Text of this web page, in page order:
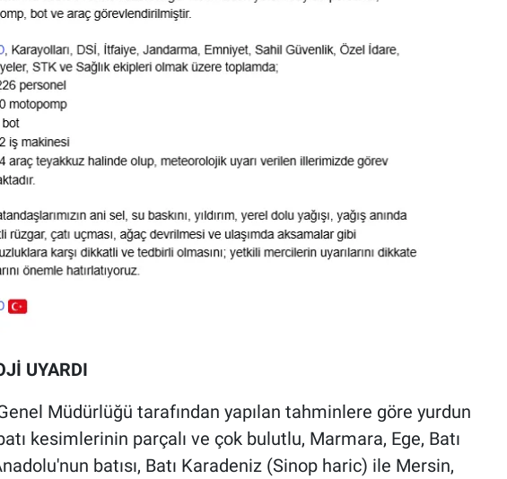
UYARDI
Müdürlüğü tarafından yapılan tahminlere göre yurdun
kesimlerinin parçalı ve çok bulutlu, Marmara, Ege, Batı
batısı, Batı Karadeniz (Sinop haric) ile Mersin,